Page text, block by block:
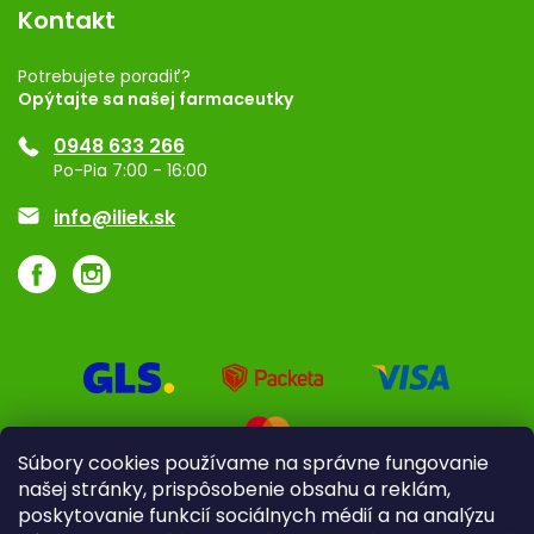
Súbory cookies používame na správne fungovanie
našej stránky, prispôsobenie obsahu a reklám,
poskytovanie funkcií sociálnych médií a na analýzu
Rozhodnutie na prevádzku
Registrácia
Ponuka pre firmy
Značky
Kontakt
Potrebujete poradiť?
Opýtajte sa našej farmaceutky
0948 633 266
Po-Pia 7:00 - 16:00
info@iliek.sk